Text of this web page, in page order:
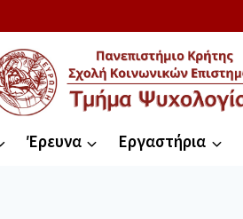
Έρευνα Εργαστήρια